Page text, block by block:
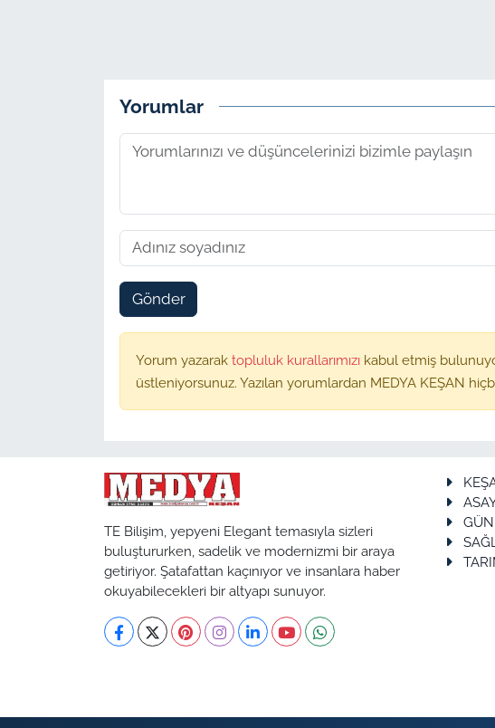
Yorumlar
Gönder
Yorum yazarak topluluk kurallarımızı kabul etmiş
üstleniyorsunuz. Yazılan yorumlardan MEDYA KEŞAN
TE Bilişim, yepyeni Elegant temasıyla sizleri
buluştururken, sadelik ve modernizmi bir araya
getiriyor. Şatafattan kaçınıyor ve insanlara haber
okuyabilecekleri bir altyapı sunuyor.